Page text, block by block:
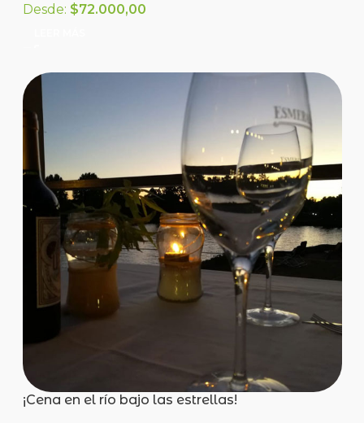
Desde: $72.000,00
¡Cena en el río bajo las estrellas!